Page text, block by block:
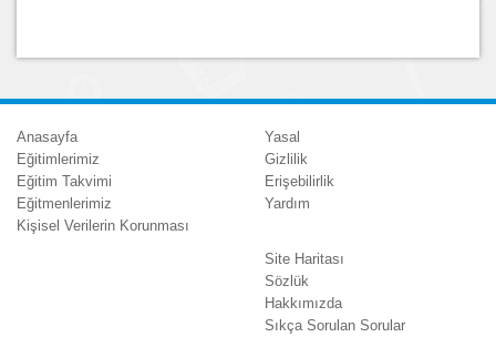
Anasayfa
Eğitimlerimiz
Eğitim Takvimi
Eğitmenlerimiz
Kişisel Verilerin Korunması
Yasal
Gizlilik
Erişebilirlik
Yardım
Site Haritası
Sözlük
Hakkımızda
Sıkça Sorulan Sorular